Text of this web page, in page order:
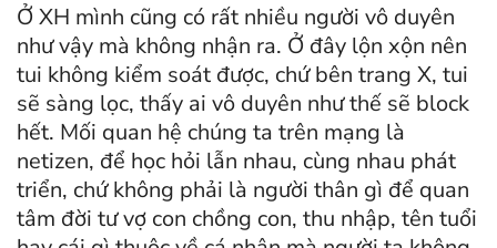
Ở XH mình cũng có rất nhiều người vô duyên
như vậy mà không nhận ra. Ở đây lộn xộn nên
tui không kiểm soát được, chứ bên trang X, tui
sẽ sàng lọc, thấy ai vô duyên như thế sẽ block
hết. Mối quan hệ chúng ta trên mạng là
netizen, để học hỏi lẫn nhau, cùng nhau phát
triển, chứ không phải là người thân gì để quan
tâm đời tư vợ con chồng con, thu nhập, tên tuổi